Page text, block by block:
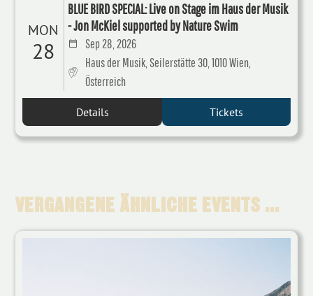
MON
28
BLUE BIRD SPECIAL: Live on Stage im Haus der Musik
- Jon McKiel supported by Nature Swim
Sep 28, 2026
Haus der Musik, Seilerstätte 30, 1010 Wien,
Österreich
Details Tickets
VERGANGENE ÄHNLICHE EVENTS ...